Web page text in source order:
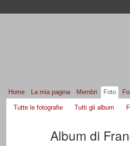
Home La mia pagina Membri Foto
Tutte le fotografie Tutti gli album
Album di